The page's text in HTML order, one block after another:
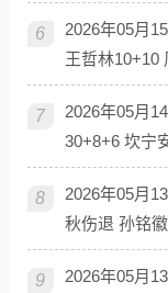
6
2026年05月
王哲林10+10
7
2026年05月
30+8+6 坎宁
8
2026年05月
秋伤退 孙铭
9
2026年05月